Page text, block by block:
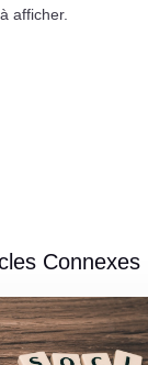
afficher.
Connexes